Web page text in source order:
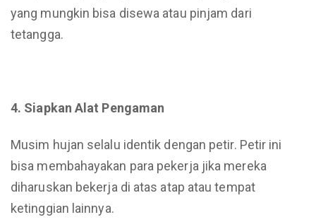
yang mungkin bisa disewa atau pinjam dari
tetangga.
4. Siapkan Alat Pengaman
Musim hujan selalu identik dengan petir. Petir ini
bisa membahayakan para pekerja jika mereka
diharuskan bekerja di atas atap atau tempat
ketinggian lainnya.